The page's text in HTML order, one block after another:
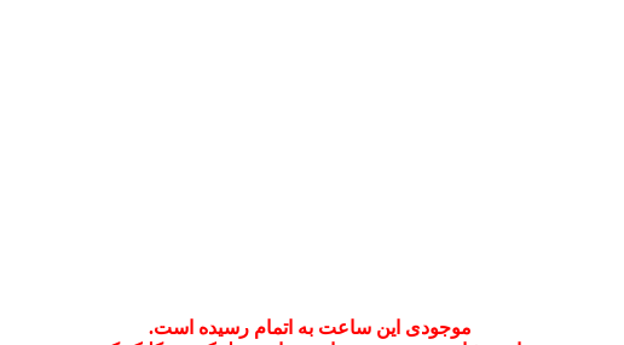
موجودی این ساعت به اتمام رسیده است.